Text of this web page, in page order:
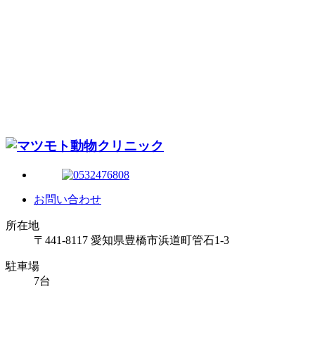
お問い合わせ
所在地
〒441-8117 愛知県豊橋市浜道町管石1-3
駐車場
7台